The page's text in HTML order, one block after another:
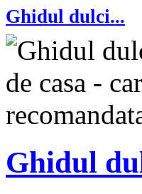
Ghidul dulci...
Ghidul